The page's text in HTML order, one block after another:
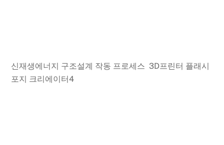
신재생에너지 구조설계 작동 프로세스 3D프린터 플래시
포지 크리에이터4